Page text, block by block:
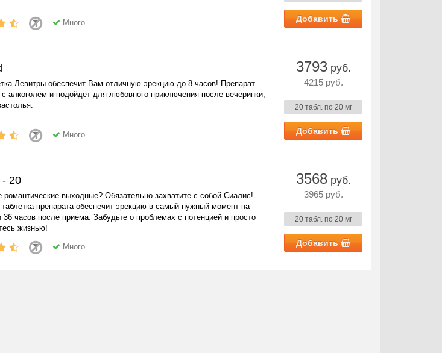
Много Добавить
Левитры обеспечит Вам отличную эрекцию до 8 часов! Препарат
с алкоголем и подойдет для любовного приключения после вечеринки,
Много
3793руб.
4215 руб.
20 табл. по 20 мг
Добавить
- 20
романтические выходные? Обязательно захватите с собой Сиалис!
таблетка препарата обеспечит эрекцию в самый нужный момент на
36 часов после приема. Забудьте о проблемах с потенцией и просто
жизнью!
Много
3568руб.
3965 руб.
20 табл. по 20 мг
Добавить